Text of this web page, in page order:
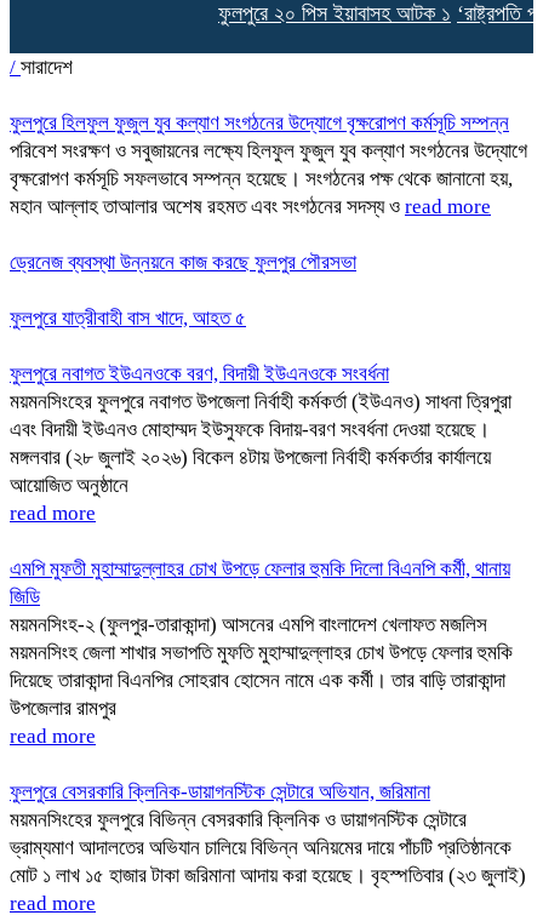
ফুলপুরে ২০ পিস ইয়াবাসহ আটক ১ ‘রাষ্ট্রপতি
/ সারাদেশ
ফুলপুরে হিলফুল ফুজুল যুব কল্যাণ সংগঠনের উদ্যোগে বৃক্ষরোপণ কর্মসূচি সম্পন্ন
পরিবেশ সংরক্ষণ ও সবুজায়নের লক্ষ্যে হিলফুল ফুজুল যুব কল্যাণ সংগঠনের উদ্যোগে
বৃক্ষরোপণ কর্মসূচি সফলভাবে সম্পন্ন হয়েছে। সংগঠনের পক্ষ থেকে জানানো হয়,
মহান আল্লাহ তাআলার অশেষ রহমত এবং সংগঠনের সদস্য ও read more
ড্রেনেজ ব্যবস্থা উন্নয়নে কাজ করছে ফুলপুর পৌরসভা
ফুলপুরে যাত্রীবাহী বাস খাদে, আহত ৫
ফুলপুরে নবাগত ইউএনওকে বরণ, বিদায়ী ইউএনওকে সংবর্ধনা
ময়মনসিংহের ফুলপুরে নবাগত উপজেলা নির্বাহী কর্মকর্তা (ইউএনও) সাধনা ত্রিপুরা
এবং বিদায়ী ইউএনও মোহাম্মদ ইউসুফকে বিদায়-বরণ সংবর্ধনা দেওয়া হয়েছে।
মঙ্গলবার (২৮ জুলাই ২০২৬) বিকেল ৪টায় উপজেলা নির্বাহী কর্মকর্তার কার্যালয়ে
আয়োজিত অনুষ্ঠানে
read more
এমপি মুফতী মুহাম্মাদুল্লাহর চোখ উপড়ে ফেলার হুমকি দিলো বিএনপি কর্মী, থানায়
জিডি
ময়মনসিংহ-২ (ফুলপুর-তারাকান্দা) আসনের এমপি বাংলাদেশ খেলাফত মজলিস
ময়মনসিংহ জেলা শাখার সভাপতি মুফতি মুহাম্মাদুল্লাহর চোখ উপড়ে ফেলার হুমকি
দিয়েছে তারাকান্দা বিএনপির সোহরাব হোসেন নামে এক কর্মী। তার বাড়ি তারাকান্দা
উপজেলার রামপুর
read more
ফুলপুরে বেসরকারি ক্লিনিক-ডায়াগনস্টিক সেন্টারে অভিযান, জরিমানা
ময়মনসিংহের ফুলপুরে বিভিন্ন বেসরকারি ক্লিনিক ও ডায়াগনস্টিক সেন্টারে
ভ্রাম্যমাণ আদালতের অভিযান চালিয়ে বিভিন্ন অনিয়মের দায়ে পাঁচটি প্রতিষ্ঠানকে
মোট ১ লাখ ১৫ হাজার টাকা জরিমানা আদায় করা হয়েছে। বৃহস্পতিবার (২৩ জুলাই)
read more